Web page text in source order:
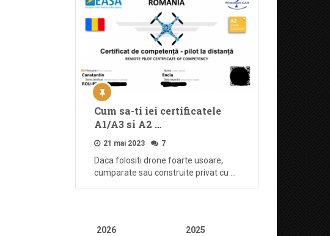
Cum sa-ti iei certificatele
A1/A3 si A2 …
21 mai 2023 7
Daca folositi drone foarte usoare,
cumparate sau construite privat cu …
2026 2025